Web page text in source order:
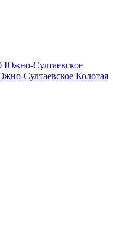
Султаевское Колотая